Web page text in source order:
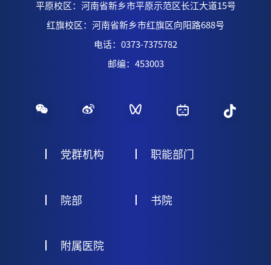
平原校区：河南省新乡市平原示范区长江大道15号
红旗校区：河南省新乡市红旗区向阳路688号
电话：0373-7375782
邮编：453003
党群机构 职能部门
院部 书院
附属医院